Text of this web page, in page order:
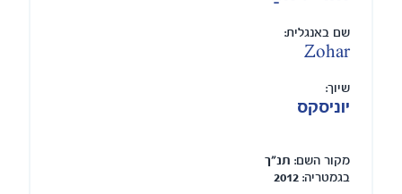
שם באנגלית:
Zohar
שיוך:
יוניסקס
מקור השם: תנ"ך
בגמטריה: 2012